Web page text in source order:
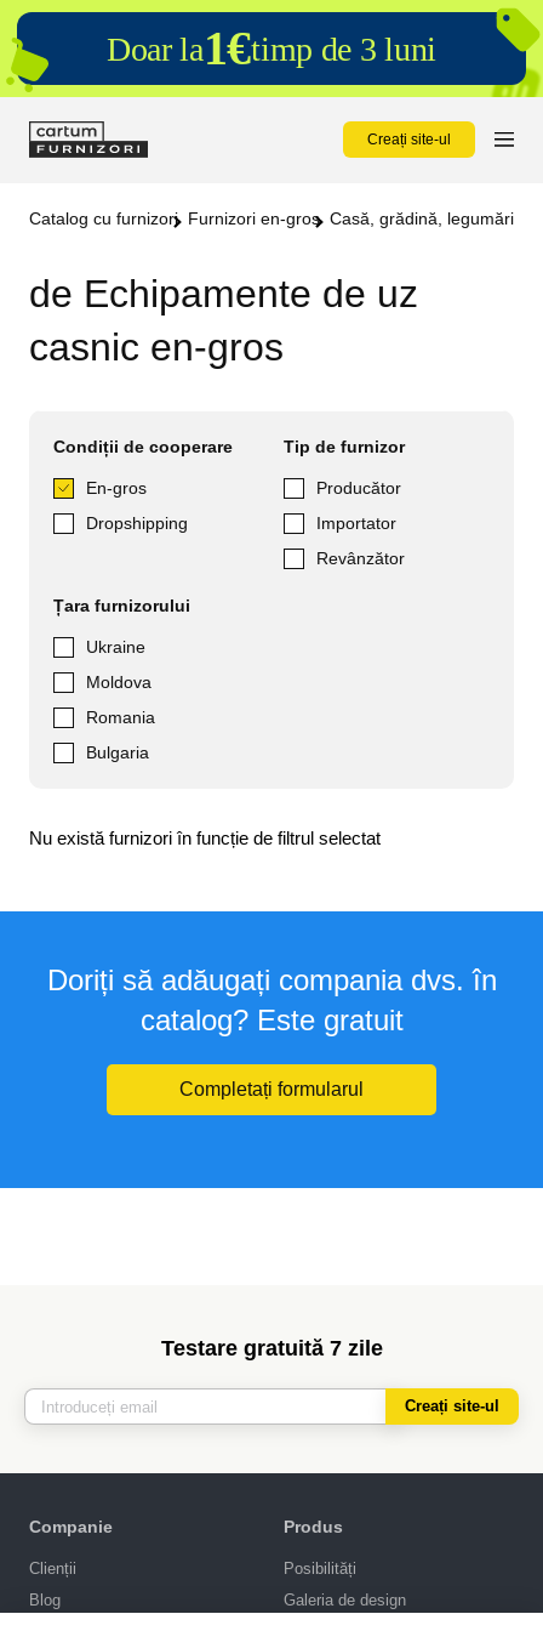
Doar la1€timp de 3 luni
Creați site-ul
Catalog cu furnizori Furnizori en-gros Casă, grădină, legumărie
de Echipamente de uz
casnic en-gros
Condiții de cooperare
En-gros
Dropshipping
Tip de furnizor
Producător
Importator
Revânzător
Țara furnizorului
Ukraine
Moldova
Romania
Bulgaria
Nu există furnizori în funcție de filtrul selectat
Doriți să adăugați compania dvs. în
catalog? Este gratuit
Completați formularul
Testare gratuită 7 zile
Creați site-ul
Companie
Clienții
Blog
Produs
Posibilități
Galeria de design